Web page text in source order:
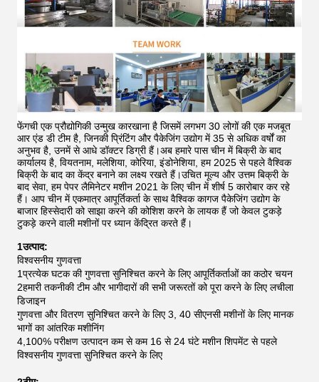
फेंगची एक प्रौद्योगिकी उन्मुख कारखाना है जिसमें लगभग 30 लोगों की एक मजबूत
आर एंड डी टीम है, जिनकी प्रिंटिंग और पैकेजिंग उद्योग में 35 से अधिक वर्षों का
अनुभव है, उनमें से आधे डॉक्टर डिग्री हैं।अब हमारे पास चीन में बिक्री के बाद
कार्यालय है, वियतनाम, मलेशिया, कोरिया, इंडोनेशिया, हम 2025 से पहले वैश्विक
बिक्री के बाद का केंद्र बनाने का लक्ष्य रखते हैं।उचित मूल्य और उत्तम बिक्री के
बाद सेवा, हम पेपर लैमिनेटर मशीन 2021 के लिए चीन में शीर्ष 5 कारोबार कर रहे
हैं। आप चीन में एकमात्र आपूर्तिकर्ता के साथ वैश्विक कागज पैकेजिंग उद्योग के
बाजार हिस्सेदारी को साझा करने की कोशिश करने के लायक हैं जो केवल टुकड़े
टुकड़े करने वाली मशीनों पर ध्यान केंद्रित करते हैं।
1उत्पाद:
विश्वसनीय गुणवत्ता
1प्रत्येक घटक की गुणवत्ता सुनिश्चित करने के लिए आपूर्तिकर्ताओं का कठोर चयन
2हमारी तकनीकी टीम और भागीदारों की सभी जरूरतों को पूरा करने के लिए लचीला
डिजाइन
गुणवत्ता और वितरण सुनिश्चित करने के लिए 3, 40 सीएनसी मशीनों के लिए मानक
भागों का आंतरिक मशीनिंग
4,100% परीक्षण उत्पादन कम से कम 16 से 24 घंटे मशीन शिपमेंट से पहले
विश्वसनीय गुणवत्ता सुनिश्चित करने के लिए